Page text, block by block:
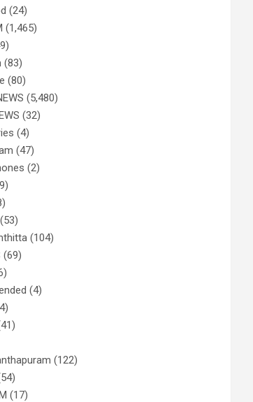
(24)
(1,465)
(83)
(80)
(5,480)
(32)
(4)
(47)
(2)
(53)
(104)
(69)
(4)
(122)
(17)